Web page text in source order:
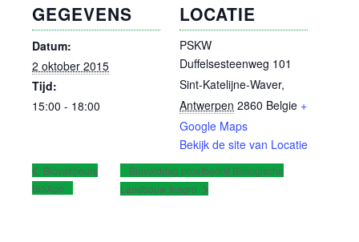
GEGEVENS
Datum:
2 oktober 2015
Tijd:
15:00 - 18:00
LOCATIE
PSKW
Duffelsesteenweg 101
Sint-Katelijne-Waver,
Antwerpen 2860 Belgie +
Google Maps
Bekijk de site van Locatie
Biovakbeurs
BioXpo
Biovelddag proefbedrijf Biologische
Landbouw Inagro